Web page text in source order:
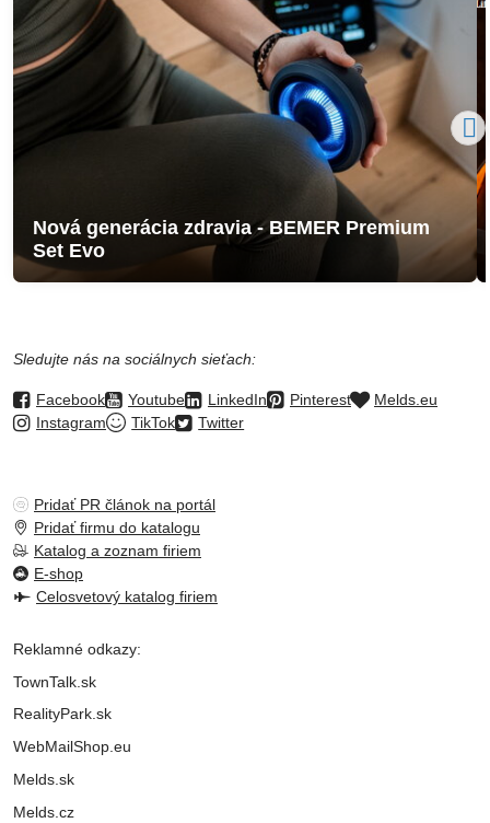
Nová generácia zdravia - BEMER Premium
Set Evo
Sledujte nás na sociálnych sieťach:
Facebook Youtube LinkedIn Pinterest
Melds.eu
Instagram
TikTok Twitter
Pridať PR článok na portál
Pridať firmu do katalogu
Katalog a zoznam firiem
E-shop
Celosvetový katalog firiem
Reklamné odkazy:
TownTalk.sk
RealityPark.sk
WebMailShop.eu
Melds.sk
Melds.cz